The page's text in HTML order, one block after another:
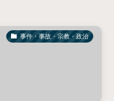
事件・事故・宗教・政治